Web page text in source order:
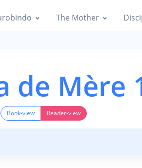
The Mother
de Mère
Book-view Reader-view